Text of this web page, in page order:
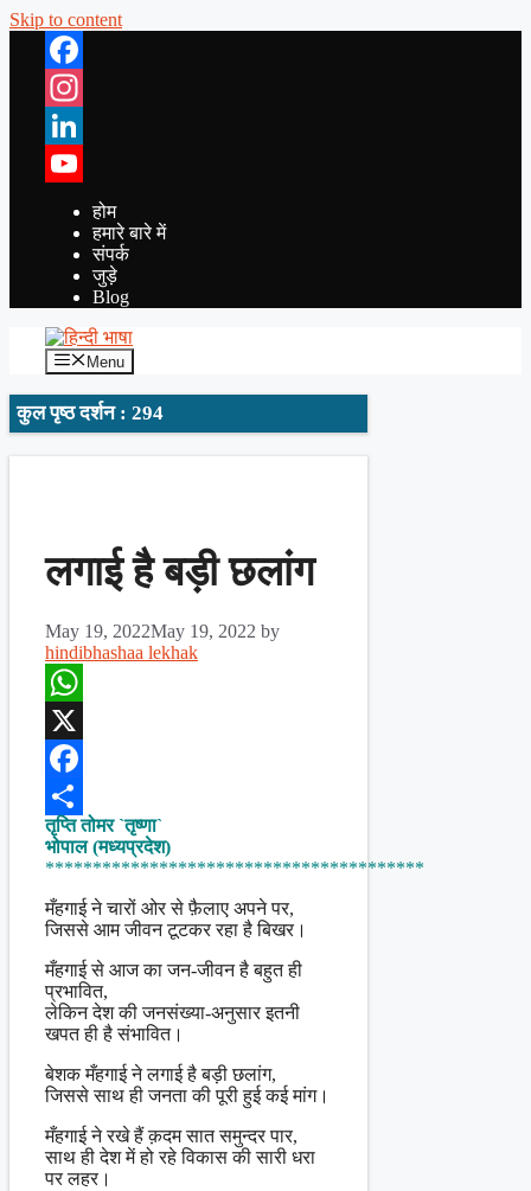
Skip to content
Facebook
Instagram
LinkedIn
YouTube
होम
हमारे बारे में
संपर्क
जुड़े
Blog
Menu
कुल पृष्ठ दर्शन : 294
लगाई है बड़ी छलांग
May 19, 2022May 19, 2022 by
hindibhashaa lekhak
WhatsApp
X
Facebook
Share
तृप्ति तोमर `तृष्णा`
भोपाल (मध्यप्रदेश)
****************************************
मँहगाई ने चारों ओर से फ़ैलाए अपने पर,
जिससे आम जीवन टूटकर रहा है बिखर।
मँहगाई से आज का जन-जीवन है बहुत ही
प्रभावित,
लेकिन देश की जनसंख्या-अनुसार इतनी
खपत ही है संभावित।
बेशक मँहगाई ने लगाई है बड़ी छलांग,
जिससे साथ ही जनता की पूरी हुई कई मांग।
मँहगाई ने रखे हैं क़दम सात समुन्दर पार,
साथ ही देश में हो रहे विकास की सारी धरा
पर लहर।